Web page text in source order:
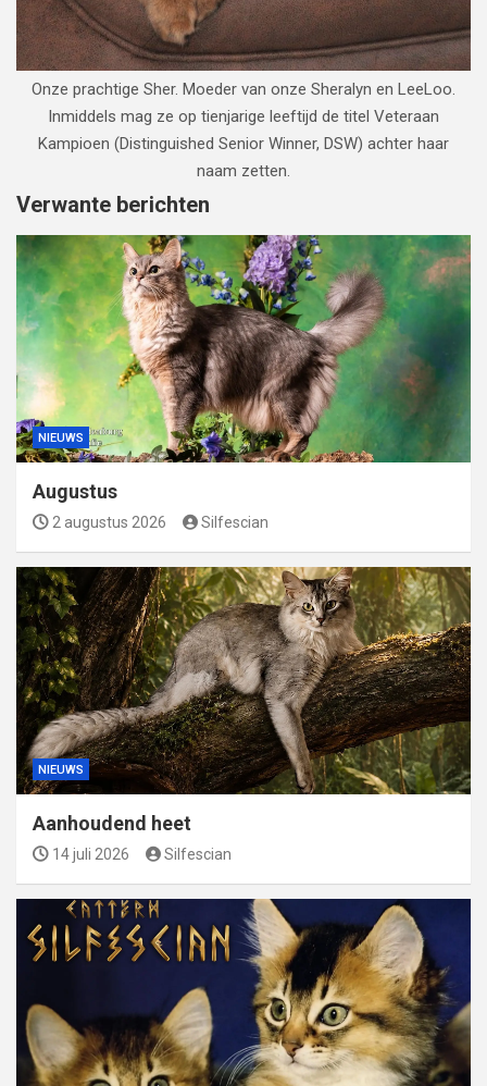
Onze prachtige Sher. Moeder van onze Sheralyn en LeeLoo.
Inmiddels mag ze op tienjarige leeftijd de titel Veteraan
Kampioen (Distinguished Senior Winner, DSW) achter haar
naam zetten.
Verwante berichten
NIEUWS
Augustus
2 augustus 2026 Silfescian
NIEUWS
Aanhoudend heet
14 juli 2026 Silfescian